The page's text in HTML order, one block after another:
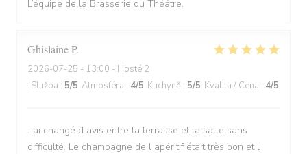
L’équipe de la Brasserie du Théâtre.
GhislaineP
2026-07-25 - 13:00 - Hosté 2
Služba : 5/5 Atmosféra : 4/5 Kuchyně : 5/5 Kvalita / Cena : 4/5
J ai changé d avis entre la terrasse et la salle sans
difficulté. Le champagne de l apéritif était très bon et l